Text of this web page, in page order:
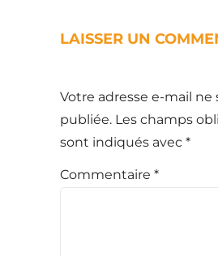
LAISSER UN
Votre adresse e-mail ne
publiée. Les champs
sont indiqués avec *
Commentaire *